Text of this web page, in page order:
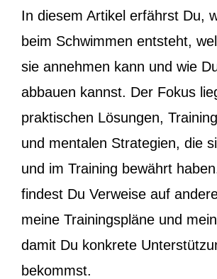
In diesem Artikel erfährst Du,
beim Schwimmen entsteht,
sie annehmen kann und wie
abbauen kannst. Der Fokus
praktischen Lösungen,
und mentalen Strategien, die
und im Training bewährt
findest Du Verweise auf
meine Trainingspläne und
damit Du konkrete
bekommst.